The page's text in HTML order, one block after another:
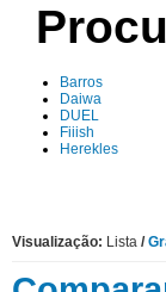
Barros
Daiwa
DUEL
Fiiish
Herekles
Visualização: Lista /